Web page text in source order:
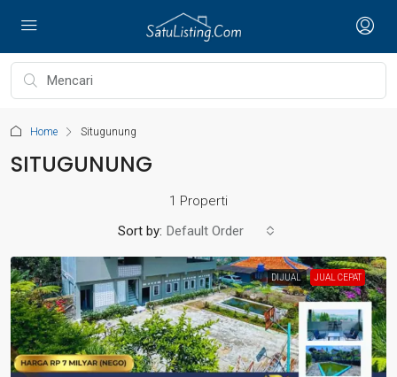
Home Situgunung
SITUGUNUNG
1 Properti
Sort by: Default Order
DIJUAL JUAL CEPAT